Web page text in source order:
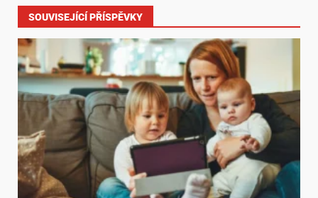
SOUVISEJÍCÍ PŘÍSPĚVKY